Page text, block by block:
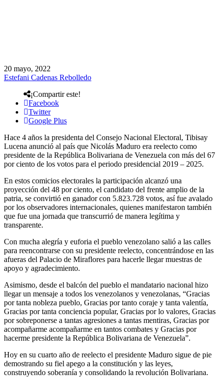
20 mayo, 2022
Estefani Cadenas Rebolledo
¡Compartir este!
Facebook
Twitter
Google Plus
Hace 4 años la presidenta del Consejo Nacional Electoral, Tibisay
Lucena anunció al país que Nicolás Maduro era reelecto como
presidente de la República Bolivariana de Venezuela con más del 67
por ciento de los votos para el periodo presidencial 2019 – 2025.
En estos comicios electorales la participación alcanzó una
proyección del 48 por ciento, el candidato del frente amplio de la
patria, se convirtió en ganador con 5.823.728 votos, así fue avalado
por los observadores internacionales, quienes manifestaron también
que fue una jornada que transcurrió de manera legítima y
transparente.
Con mucha alegría y euforia el pueblo venezolano salió a las calles
para reencontrarse con su presidente reelecto, concentrándose en las
afueras del Palacio de Miraflores para hacerle llegar muestras de
apoyo y agradecimiento.
Asimismo, desde el balcón del pueblo el mandatario nacional hizo
llegar un mensaje a todos los venezolanos y venezolanas, “Gracias
por tanta nobleza pueblo, Gracias por tanto coraje y tanta valentía,
Gracias por tanta conciencia popular, Gracias por lo valores, Gracias
por sobreponerse a tantas agresiones a tantas mentiras, Gracias por
acompañarme acompañarme en tantos combates y Gracias por
hacerme presidente la República Bolivariana de Venezuela”.
Hoy en su cuarto año de reelecto el presidente Maduro sigue de pie
demostrando su fiel apego a la constitución y las leyes,
construyendo soberanía y consolidando la revolución Bolivariana.